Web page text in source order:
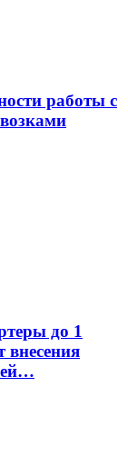
работы с
до 1
внесения